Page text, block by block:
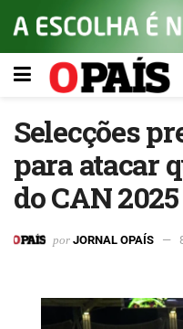
Selecções
para atacar
do CAN 2025
por JORNAL OPAÍS